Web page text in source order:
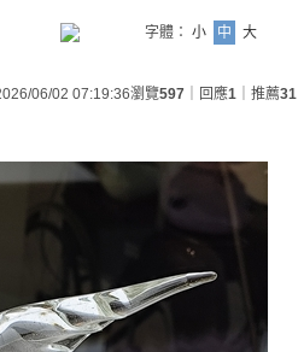
字體： 小 中 大
06/02 07:19:36瀏覽597 ｜回應1 ｜推薦31